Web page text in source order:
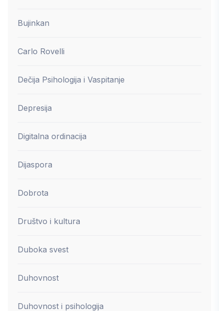
Bujinkan
Carlo Rovelli
Dečija Psihologija i Vaspitanje
Depresija
Digitalna ordinacija
Dijaspora
Dobrota
Društvo i kultura
Duboka svest
Duhovnost
Duhovnost i psihologija